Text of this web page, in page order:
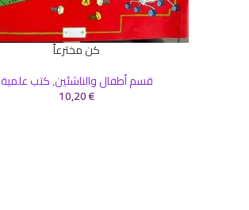
كن مخترعاً
قسم أطفال والناشئين,كتب علمية
10,20€